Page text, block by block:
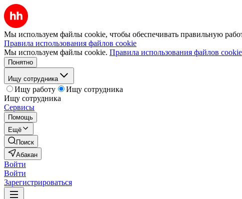
Мы используем файлы cookie, чтобы обеспечивать правильную
Правила использования файлов cookie
Мы используем файлы cookie. Правила использования файлов cookie
Понятно
Ищу сотрудника
Ищу работу
Ищу сотрудника
Ищу сотрудника
Сервисы
Помощь
Ещё
Поиск
Абакан
Войти
Войти
Зарегистрироваться